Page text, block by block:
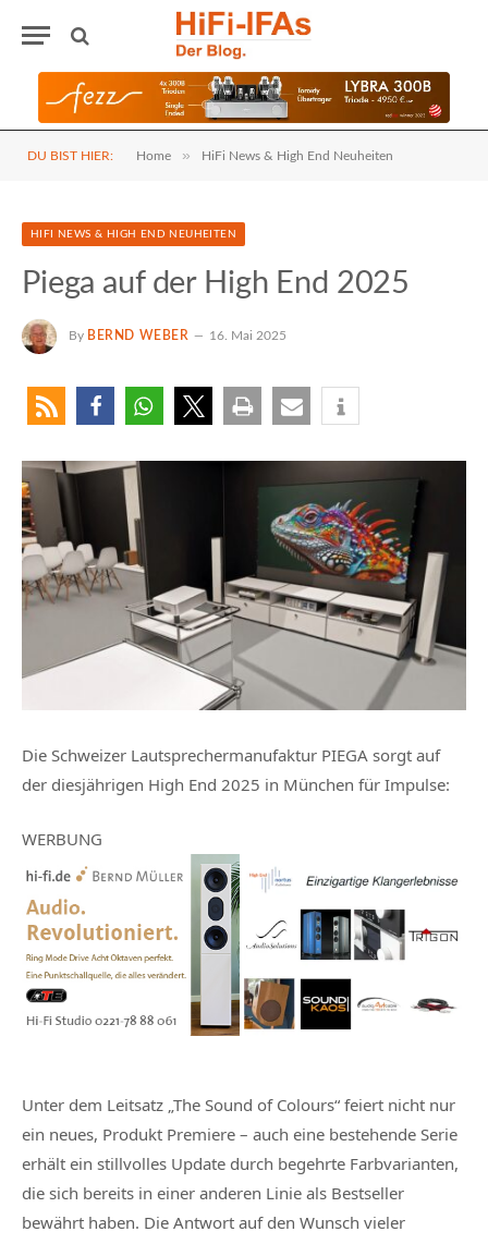
DU BIST HIER: Home » HiFi News & High End Neuheiten
HIFI NEWS & HIGH END NEUHEITEN
Piega auf der High End 2025
By BERND WEBER 16. Mai 2025
Die Schweizer Lautsprechermanufaktur PIEGA sorgt auf
der diesjährigen High End 2025 in München für Impulse:
WERBUNG
Unter dem Leitsatz „The Sound of Colours“ feiert nicht nur
ein neues, Produkt Premiere – auch eine bestehende Serie
erhält ein stillvolles Update durch begehrte Farbvarianten,
die sich bereits in einer anderen Linie als Bestseller
bewährt haben. Die Antwort auf den Wunsch vieler